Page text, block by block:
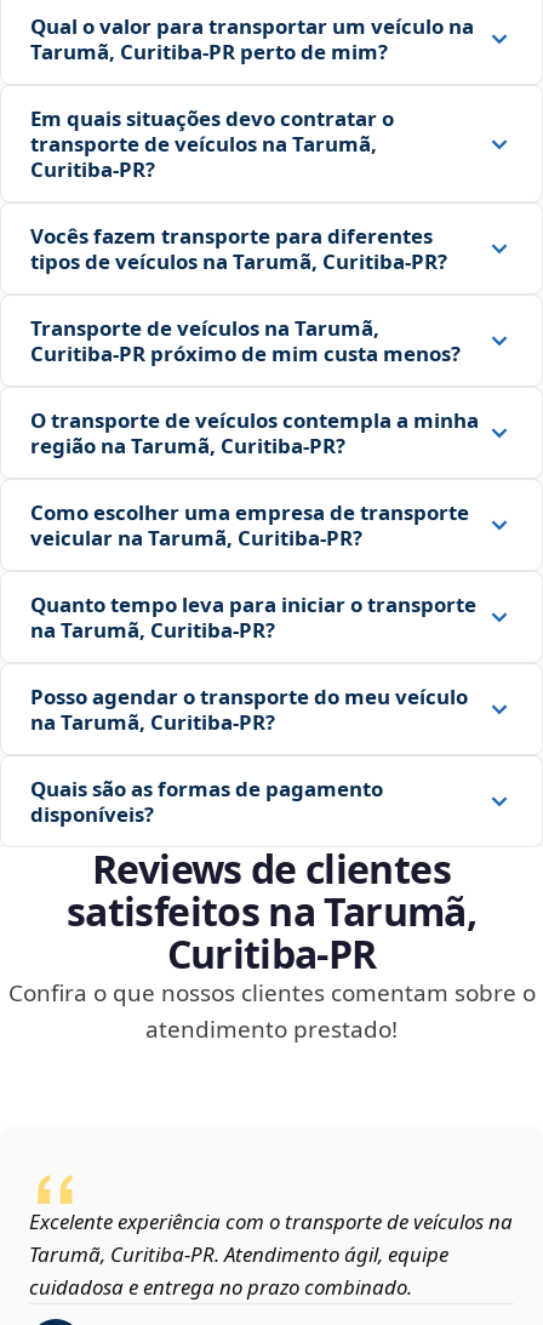
Qual o valor para transportar um veículo na
Tarumã, Curitiba‑PR perto de mim?
Em quais situações devo contratar o
transporte de veículos na Tarumã,
Curitiba‑PR?
Vocês fazem transporte para diferentes
tipos de veículos na Tarumã, Curitiba‑PR?
Transporte de veículos na Tarumã,
Curitiba‑PR próximo de mim custa menos?
O transporte de veículos contempla a minha
região na Tarumã, Curitiba‑PR?
Como escolher uma empresa de transporte
veicular na Tarumã, Curitiba‑PR?
Quanto tempo leva para iniciar o transporte
na Tarumã, Curitiba‑PR?
Posso agendar o transporte do meu veículo
na Tarumã, Curitiba‑PR?
Quais são as formas de pagamento
disponíveis?
Reviews de clientes
satisfeitos na Tarumã,
Curitiba‑PR
Confira o que nossos clientes comentam sobre o
atendimento prestado!
Excelente experiência com o transporte de veículos na
Tarumã, Curitiba‑PR. Atendimento ágil, equipe
cuidadosa e entrega no prazo combinado.